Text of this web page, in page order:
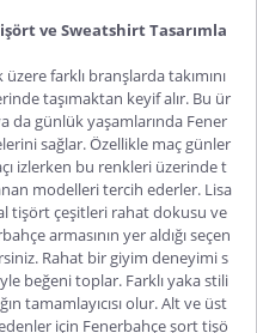
ve Sweatshirt Tasarımla
farklı branşlarda takımını
taşımaktan keyif alır. Bu ür
da günlük yaşamlarında Fener
sağlar. Özellikle maç günler
izlerken bu renkleri üzerinde t
modelleri tercih ederler. Lisa
tişörtçeşitleri rahat dokusu ve
armasının yer aldığı seçen
Rahat bir giyim deneyimi s
beğeni toplar. Farklı yaka stili
tamamlayıcısı olur. Alt ve üst
için Fenerbahçe şort tişö